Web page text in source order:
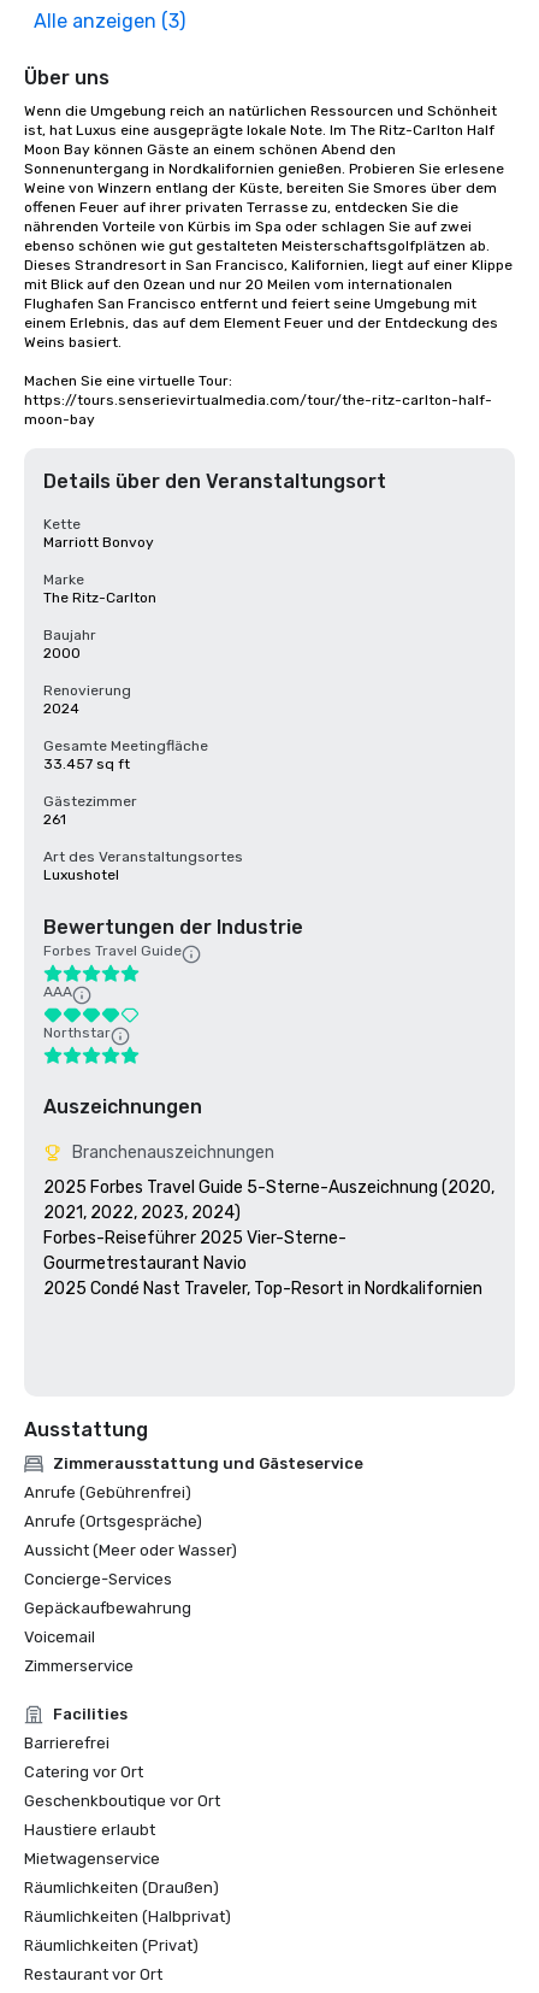
Alle anzeigen (3)
Über uns
Wenn die Umgebung reich an natürlichen Ressourcen und Schönheit
ist, hat Luxus eine ausgeprägte lokale Note. Im The Ritz-Carlton Half
Moon Bay können Gäste an einem schönen Abend den
Sonnenuntergang in Nordkalifornien genießen. Probieren Sie erlesene
Weine von Winzern entlang der Küste, bereiten Sie Smores über dem
offenen Feuer auf ihrer privaten Terrasse zu, entdecken Sie die
nährenden Vorteile von Kürbis im Spa oder schlagen Sie auf zwei
ebenso schönen wie gut gestalteten Meisterschaftsgolfplätzen ab.
Dieses Strandresort in San Francisco, Kalifornien, liegt auf einer Klippe
mit Blick auf den Ozean und nur 20 Meilen vom internationalen
Flughafen San Francisco entfernt und feiert seine Umgebung mit
einem Erlebnis, das auf dem Element Feuer und der Entdeckung des
Weins basiert.
Machen Sie eine virtuelle Tour:
https://tours.senserievirtualmedia.com/tour/the-ritz-carlton-half-
moon-bay
Details über den Veranstaltungsort
Kette
Marriott Bonvoy
Marke
The Ritz-Carlton
Baujahr
2000
Renovierung
2024
Gesamte Meetingfläche
33.457 sq ft
Gästezimmer
261
Art des Veranstaltungsortes
Luxushotel
Bewertungen der Industrie
Forbes Travel Guide
AAA
Northstar
Auszeichnungen
Branchenauszeichnungen
2025 Forbes Travel Guide 5-Sterne-Auszeichnung (2020,
2021, 2022, 2023, 2024)
Forbes-Reiseführer 2025 Vier-Sterne-
Gourmetrestaurant Navio
2025 Condé Nast Traveler, Top-Resort in Nordkalifornien
Ausstattung
Zimmerausstattung und Gästeservice
Anrufe (Gebührenfrei)
Anrufe (Ortsgespräche)
Aussicht (Meer oder Wasser)
Concierge-Services
Gepäckaufbewahrung
Voicemail
Zimmerservice
Facilities
Barrierefrei
Catering vor Ort
Geschenkboutique vor Ort
Haustiere erlaubt
Mietwagenservice
Räumlichkeiten (Draußen)
Räumlichkeiten (Halbprivat)
Räumlichkeiten (Privat)
Restaurant vor Ort